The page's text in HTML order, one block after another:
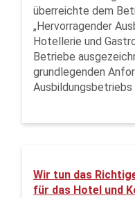
überreichte dem
„Hervorragender
Hotellerie und
Betriebe
grundlegenden
Ausbildungsbetriebs
Wir tun das
für das Hotel und